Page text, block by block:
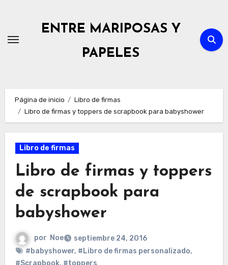
contenido
ENTRE MARIPOSAS Y
PAPELES
Página de inicio
Libro de firmas
Libro de firmas y toppers de scrapbook para babyshower
Libro de firmas
Libro de firmas y toppers
de scrapbook para
babyshower
por Noe
septiembre 24, 2016
#babyshower, #Libro de firmas personalizado,